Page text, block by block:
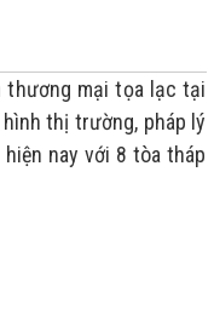
thương mại tọa lạc tại
thị trường, pháp lý
nay với 8 tòa tháp